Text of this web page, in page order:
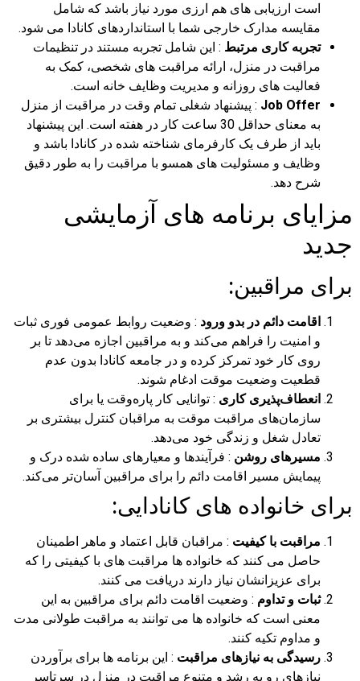
است ارزیابی های هم ارزی مورد نیاز باشد که شامل
مقایسه مدارک خارجی شما با استانداردهای کانادا می شود.
تجربه کاری مرتبط : این شامل تجربه مستند در تنظیمات
مراقبت در منزل، ارائه مراقبت های شخصی، کمک به
فعالیت های روزانه و مدیریت وظایف خانه است.
Job Offer : پیشنهاد شغلی تمام وقت در مراقبت از منزل
به معنای حداقل 30 ساعت کار در هفته است. این پیشنهاد
باید از طرف یک کارفرمای شناخته شده در کانادا باشد و
وظایف و مسئولیت های همسو با مراقبت را به طور دقیق
شرح دهد.
مزایای برنامه های آزمایشی
جدید
برای مراقبین:
اقامت دائم در بدو ورود : وضعیت روابط عمومی فوری ثبات
و امنیت را فراهم می‌کند و به مراقبین اجازه می‌دهد تا بر
روی کار خود تمرکز کرده و در جامعه کانادا بدون عدم
قطعیت وضعیت موقت ادغام شوند.
انعطاف‌پذیری کاری : توانایی کار پاره‌وقت یا برای
سازمان‌های مراقبت موقت به مراقبان کنترل بیشتری بر
تعادل شغل و زندگی خود می‌دهد.
مسیرهای روشن : فرآیندها و معیارهای ساده شده درک و
پیمایش مسیر اقامت دائم را برای مراقبین آسان‌تر می‌کند.
برای خانواده های کانادایی:
مراقبت با کیفیت : مراقبان قابل اعتماد و ماهر اطمینان
حاصل می کنند که خانواده ها مراقبت های با کیفیتی را که
برای عزیزانشان نیاز دارند دریافت می کنند.
ثبات و تداوم : وضعیت اقامت دائم برای مراقبین به این
معنی است که خانواده ها می توانند به مراقبت طولانی مدت
و مداوم تکیه کنند.
رسیدگی به نیازهای مراقبت : این برنامه ها برای برآوردن
نیازهای رو به رشد و متنوع مراقبت در منزل در سرتاسر